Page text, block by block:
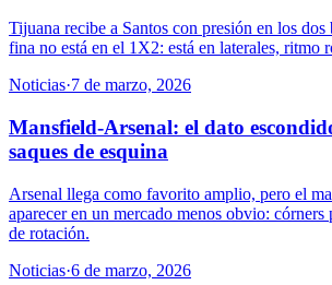
Tijuana recibe a Santos con presión en los
fina no está en el 1X2: está en laterales, ritmo
Noticias·7 de marzo, 2026
Mansfield-Arsenal: el dato
saques de esquina
Arsenal llega como favorito amplio, pero el
aparecer en un mercado menos obvio:
de rotación.
Noticias·6 de marzo, 2026